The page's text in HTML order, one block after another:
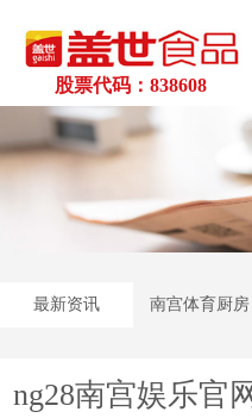
股票代码：838608
最新资讯 南宫体育厨房
ng28南宫娱乐官